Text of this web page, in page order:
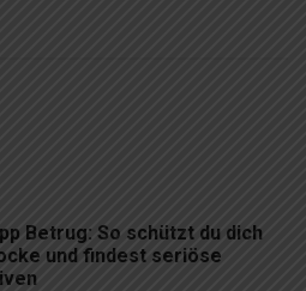
Betrug: So schützt du dich
und findest seriöse